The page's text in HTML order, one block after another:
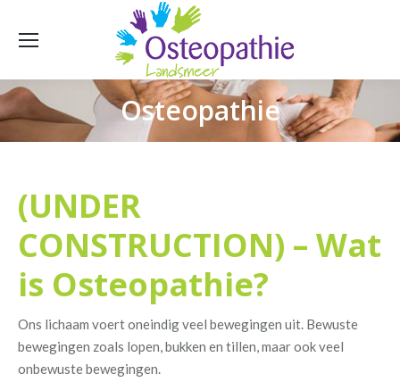
Osteopathie
Je bent hier:
(UNDER
CONSTRUCTION) – Wat
is Osteopathie?
Ons lichaam voert oneindig veel bewegingen uit. Bewuste
bewegingen zoals lopen, bukken en tillen, maar ook veel
onbewuste bewegingen.